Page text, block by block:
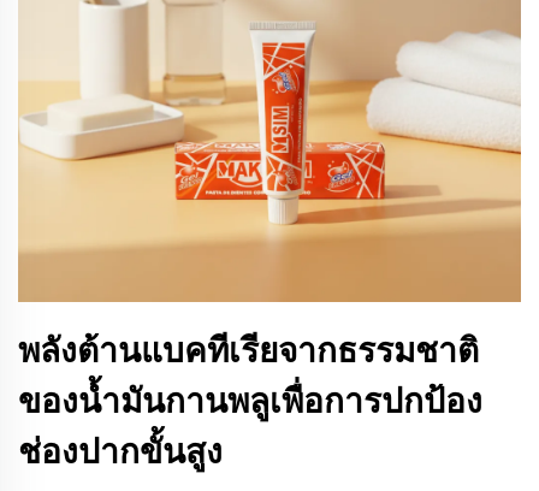
พลังต้านแบคทีเรียจากธรรมชาติ
ของน้ำมันกานพลูเพื่อการปกป้อง
ช่องปากขั้นสูง